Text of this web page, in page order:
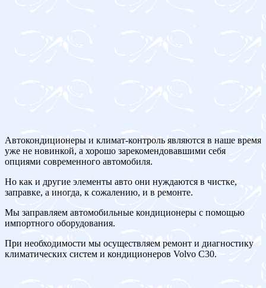
Автокондиционеры и климат-контроль являются в наше время
уже не новинкой, а хорошо зарекомендовавшими себя
опциями современного автомобиля.
Но как и другие элементы авто они нуждаются в чистке,
заправке, а иногда, к сожалению, и в ремонте.
Мы заправляем автомобильные кондиционеры с помощью
импортного оборудования.
При необходимости мы осуществляем ремонт и диагностику
климатических систем и кондиционеров Volvo C30.